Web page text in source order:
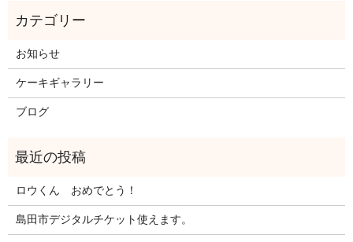
お知らせ
ケーキギャラリー
ブログ
ロウくん おめでとう！
島田市デジタルチケット使えます。